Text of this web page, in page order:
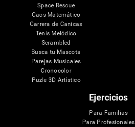
Space Rescue
Caos Matemático
Carrera de Canicas
Tenis Melódico
Scrambled
Busca tu Mascota
Parejas Musicales
Cronocolor
Puzle 3D Artístico
Ejercicios
Para Familias
Para Profesionales